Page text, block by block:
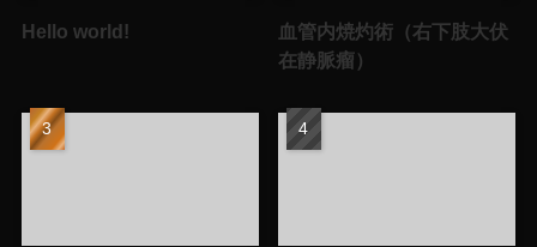
Hello world!
血管内焼灼術（右下肢大伏
在静脈瘤）